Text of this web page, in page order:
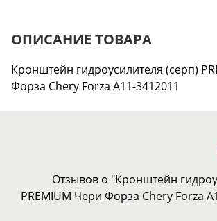
ОПИСАНИЕ ТОВАРА
Кронштейн гидроусилителя (серп)
Форза Chery Forza A11-3412011
Отзывов о "Кронштейн
PREMIUM Чери Форза Chery Forza